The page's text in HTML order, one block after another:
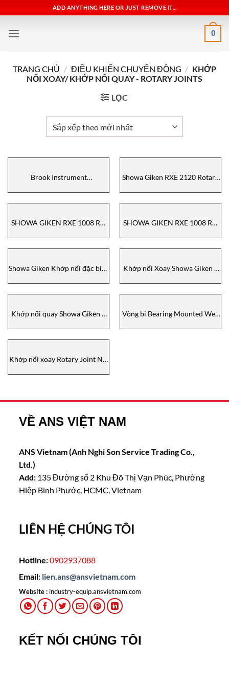
qua
nội
ADD ANYTHING HERE OR JUST REMOVE IT...
0
TRANG CHỦ / ĐIỀU KHIỂN CHUYỂN ĐỘNG / KHỚP
NỐI XOAY/ KHỚP NỐI QUAY - ROTARY JOINTS
LỌC
Brook Instrument
Lưu lượng kế Brook
Instrument , Brook Instrument
vietnam
Showa Giken RXE 2120 Rotary
Showa Giken
SHOWA GIKEN RXE 1008 RH
Joint (Sao chép)
SHOWA GIKEN RXE 1008 RH
Joint
Showa Giken Khớp nối đặc biệt
Showa Giken Vietnam
Khớp nối Xoay Showa Giken –
NXH – Showa Giken tại
Vietnam
Khớp nối quay Showa Giken –
Vòng bi Bearing Mounted Wet,
Vietnam
Khớp nối xoay Rotary Joint NC
Vietnam
VỀ ANS VIỆT NAM
ANS Vietnam (Anh Nghi Son Service Trading Co.,
Ltd.)
Add: 135 Đường số 2 Khu Đô Thị Vạn Phúc, Phường
Hiệp Bình Phước, HCMC, Vietnam
LIÊN HỆ CHÚNG TÔI
Hotline:0902937088
Email: lien.ans@ansvietnam.com
Website : industry-equip.ansvietnam.com
KẾT NỐI CHÚNG TÔI